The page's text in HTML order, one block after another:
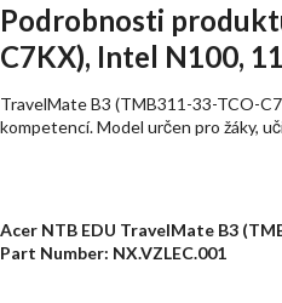
Podrobnosti
C7KX), Intel N100,
TravelMate B3 (TMB311-33-TCO-
kompetencí. Model určen pro žáky,
Acer NTB EDU TravelMate B3
Part Number: NX.VZLEC.001